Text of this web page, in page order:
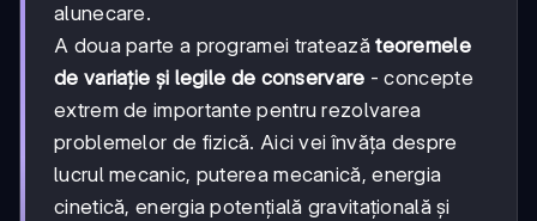
alunecare.
A doua parte a programei trateazăteoremele
de variație și legile de conservare - concepte
extrem de importante pentru rezolvarea
problemelor de fizică. Aici vei învăța despre
lucrul mecanic, puterea mecanică, energia
cinetică, energia potențială gravitațională și